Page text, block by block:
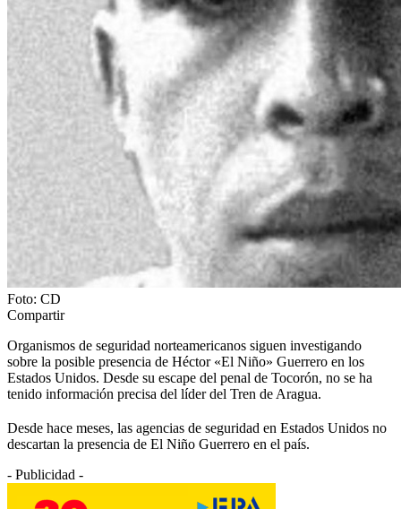
Foto: CD
Compartir
Organismos de seguridad norteamericanos siguen investigando
sobre la posible presencia de Héctor «El Niño» Guerrero en los
Estados Unidos. Desde su escape del penal de Tocorón, no se ha
tenido información precisa del líder del Tren de Aragua.
Desde hace meses, las agencias de seguridad en Estados Unidos no
descartan la presencia de El Niño Guerrero en el país.
- Publicidad -